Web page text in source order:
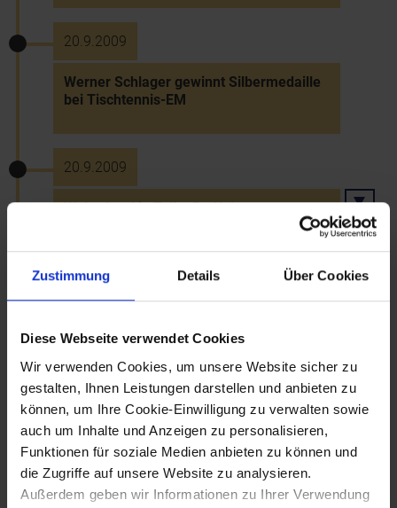
Zustimmung Details Über Cookies
Diese Webseite verwendet Cookies
Wir verwenden Cookies, um unsere Website sicher zu
gestalten, Ihnen Leistungen darstellen und anbieten zu
können, um Ihre Cookie-Einwilligung zu verwalten sowie
auch um Inhalte und Anzeigen zu personalisieren,
Funktionen für soziale Medien anbieten zu können und
die Zugriffe auf unsere Website zu analysieren.
Außerdem geben wir Informationen zu Ihrer Verwendung
20.9.2009
Werner Schlager gewinnt Silbermedaille
bei Tischtennis-EM
20.9.2009
Weltrekord in Tulln: Radfahrer
24.9.2009
Publizist und Journalist Paul Lendvai
erhält Ehrenplakette des Landes
Niederösterreich